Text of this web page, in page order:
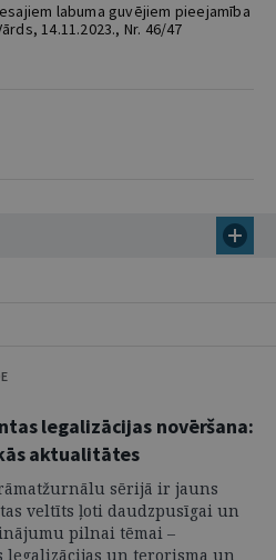
labuma guvējiem pieejamība
14.11.2023., Nr. 46/47
legalizācijas novēršana:
aktualitātes
sērijā ir jauns
veltīts ļoti daudzpusīgai un
pilnai tēmai –
legalizācijas un terorisma un